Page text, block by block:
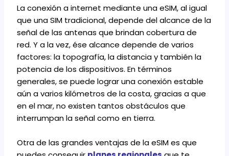
La conexión a internet mediante una eSIM, al igual
que una SIM tradicional, depende del alcance de la
señal de las antenas que brindan cobertura de
red. Y a la vez, ése alcance depende de varios
factores: la topografía, la distancia y también la
potencia de los dispositivos. En términos
generales, se puede lograr una conexión estable
aún a varios kilómetros de la costa, gracias a que
en el mar, no existen tantos obstáculos que
interrumpan la señal como en tierra.
Otra de las grandes ventajas de la eSIM es que